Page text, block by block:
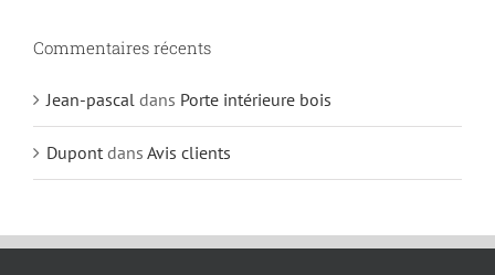
Commentaires récents
Jean-pascal dans Porte intérieure bois
Dupont dans Avis clients